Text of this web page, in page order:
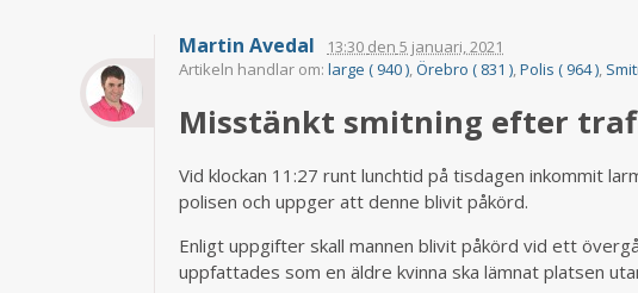
Martin Avedal 13:30 den 5 januari, 2021
Artikeln handlar om:large ( 940 ),Örebro ( 831 ),Polis ( 964 ),
Misstänkt smitning efter
Vid klockan 11:27 runt lunchtid på tisdagen inkommit
polisen och uppger att denne blivit påkörd.
Enligt uppgifter skall mannen blivit påkörd vid ett
uppfattades som en äldre kvinna ska lämnat platsen